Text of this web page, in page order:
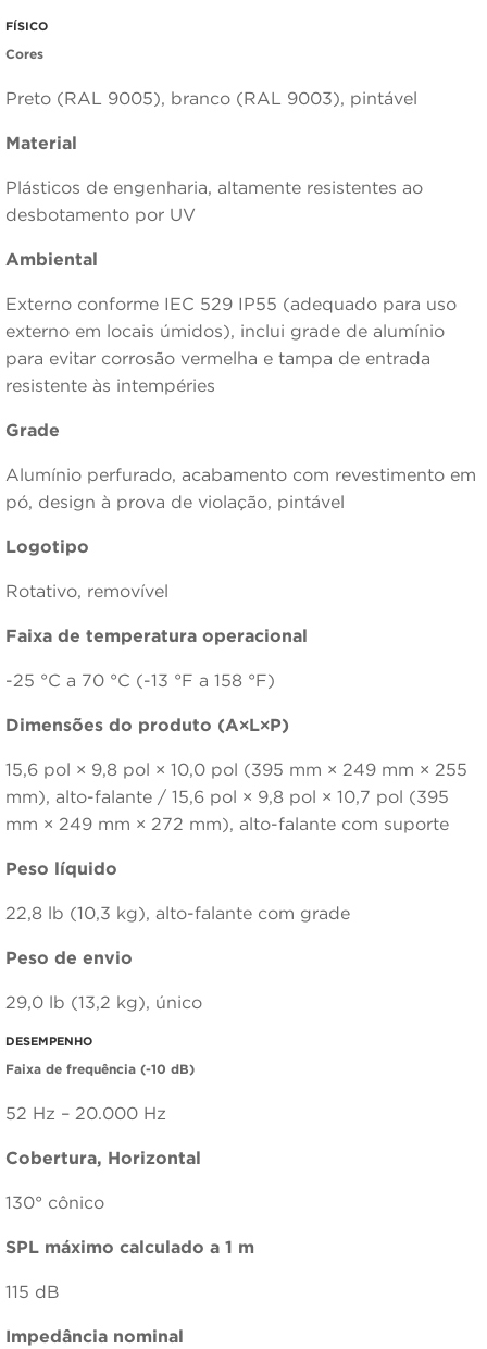
FÍSICO
Cores
Preto (RAL 9005), branco (RAL 9003), pintável
Material
Plásticos de engenharia, altamente resistentes ao
desbotamento por UV
Ambiental
Externo conforme IEC 529 IP55 (adequado para uso
externo em locais úmidos), inclui grade de alumínio
para evitar corrosão vermelha e tampa de entrada
resistente às intempéries
Grade
Alumínio perfurado, acabamento com revestimento em
pó, design à prova de violação, pintável
Logotipo
Rotativo, removível
Faixa de temperatura operacional
-25 °C a 70 °C (-13 °F a 158 °F)
Dimensões do produto (A×L×P)
15,6 pol × 9,8 pol × 10,0 pol (395 mm × 249 mm × 255
mm), alto-falante / 15,6 pol × 9,8 pol × 10,7 pol (395
mm × 249 mm × 272 mm), alto-falante com suporte
Peso líquido
22,8 lb (10,3 kg), alto-falante com grade
Peso de envio
29,0 lb (13,2 kg), único
DESEMPENHO
Faixa de frequência (-10 dB)
52 Hz – 20.000 Hz
Cobertura, Horizontal
130° cônico
SPL máximo calculado a 1 m
115 dB
Impedância nominal